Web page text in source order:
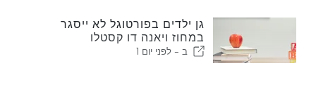
גן ילדים בפורטוגל לא ייסגר
במחוז ויאנה דו קסטלו
ב - לפני יום 1